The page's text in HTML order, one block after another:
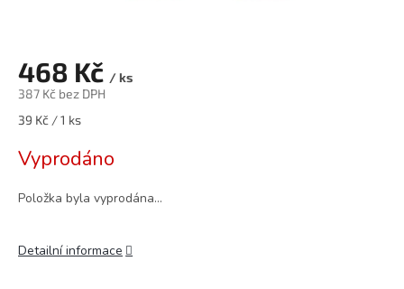
468 Kč / ks
387 Kč bez DPH
Měrná
39 Kč / 1 ks
Vyprodáno
Položka byla vyprodána…
Detailní informace